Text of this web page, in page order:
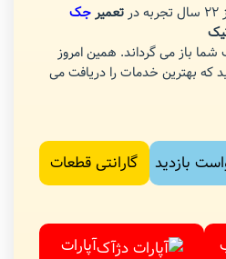
تعمیرجک
شما باز می گرداند. همین امروز
که بهترین خدمات را دریافت می
بازدید گارانتی قطعات
آپارات